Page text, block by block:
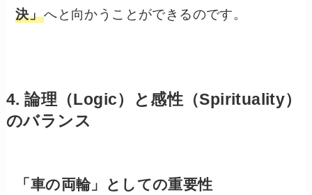
決」へと向かうことができるのです。
4. 論理（Logic）と感性（Spirituality）
のバランス
「車の両輪」としての重要性